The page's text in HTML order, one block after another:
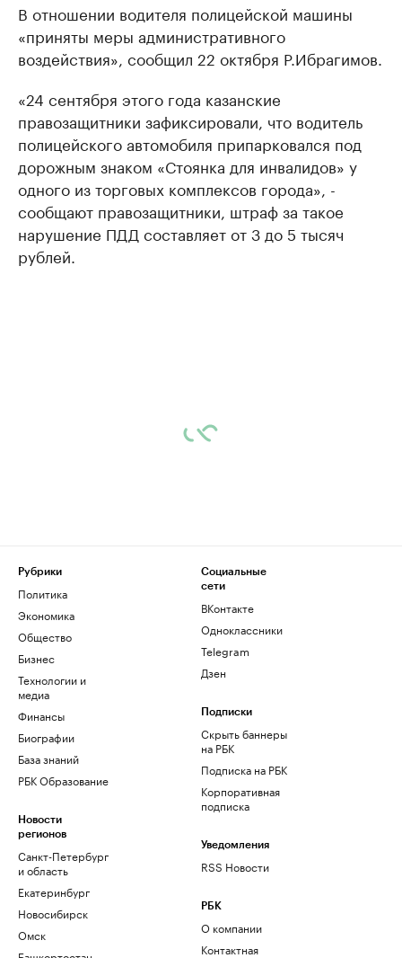
В отношении водителя полицейской машины
«приняты меры административного
воздействия», сообщил 22 октября Р.Ибрагимов.
«24 сентября этого года казанские
правозащитники зафиксировали, что водитель
полицейского автомобиля припарковался под
дорожным знаком «Стоянка для инвалидов» у
одного из торговых комплексов города», -
сообщают правозащитники, штраф за такое
нарушение ПДД составляет от 3 до 5 тысяч
рублей.
Рубрики
Политика
Экономика
Общество
Бизнес
Технологии и
медиа
Финансы
Биографии
База знаний
РБК Образование
Новости
регионов
Санкт-Петербург
и область
Екатеринбург
Новосибирск
Омск
Социальные
сети
ВКонтакте
Одноклассники
Telegram
Дзен
Подписки
Скрыть баннеры
на РБК
Подписка на РБК
Корпоративная
подписка
Уведомления
RSS Новости
РБК
О компании
Контактная